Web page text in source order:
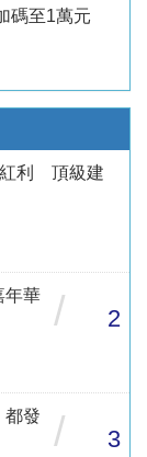
碼至1萬元
利 頂級建
年華
/ 2
發
/ 3